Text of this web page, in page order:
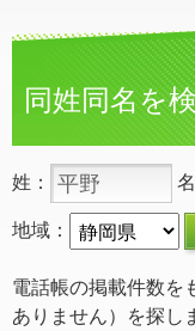
同姓同名を
姓：
地域：
電話帳の掲載件数を
ありません）を探し